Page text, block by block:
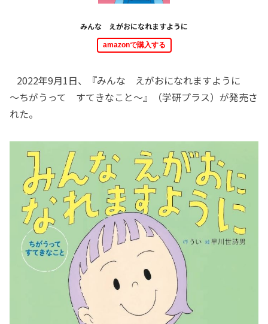
みんな えがおになれますように
amazonで購入する
2022年9月1日、『みんな えがおになれますように
～ちがうって すてきなこと～』（学研プラス）が発売さ
れた。